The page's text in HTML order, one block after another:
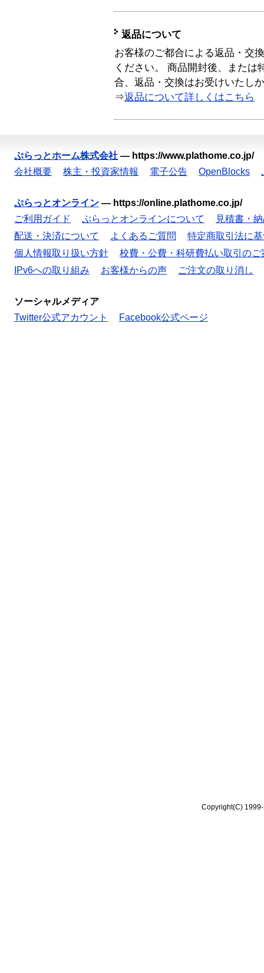
返品について
お客様のご都合による返品・交
ください。 商品開封後、または
合、返品・交換はお受けいたし
⇒返品について詳しくはこちら
ぷらっとホーム株式会社 — https://www.plathome.co.jp/
会社概要
株主・投資家情報 電子公告 OpenBlocks
ぷらっとオンライン — https://online.plathome.co.jp/
ご利用ガイド
ぷらっとオンラインについて
見積書・
配送・決済について
よくあるご質問
特定商取引法に
個人情報取り扱い方針
校費・公費・科研費払い取引のご
IPv6への取り組み
お客様からの声 ご注文の取り消し
ソーシャルメディア
Twitter公式アカウント
Facebook公式ページ
Copyright(C)